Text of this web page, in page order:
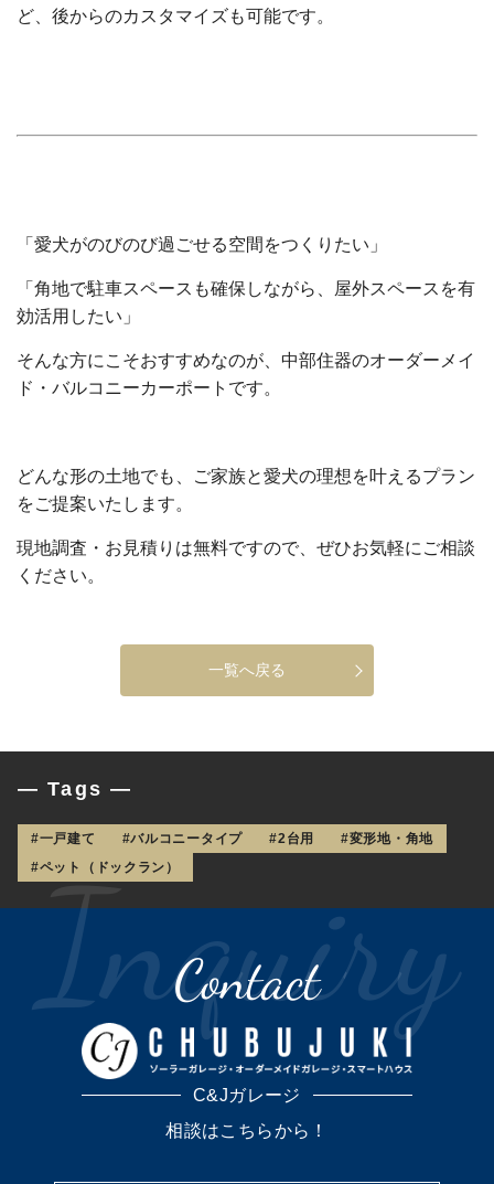
ど、後からのカスタマイズも可能です。
「愛犬がのびのび過ごせる空間をつくりたい」
「角地で駐車スペースも確保しながら、屋外スペースを有
効活用したい」
そんな方にこそおすすめなのが、中部住器のオーダーメイ
ド・バルコニーカーポートです。
どんな形の土地でも、ご家族と愛犬の理想を叶えるプラン
をご提案いたします。
現地調査・お見積りは無料ですので、ぜひお気軽にご相談
ください。
一覧へ戻る
— Tags —
#一戸建て #バルコニータイプ #2台用
#変形地・角地
#ペット（ドックラン）
Contact
C&Jガレージ
相談はこちらから！